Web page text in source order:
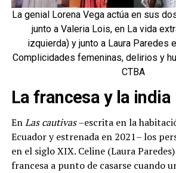
La genial Lorena Vega actúa en sus
junto a Valeria Lois, en La vida
izquierda) y junto a Laura Paredes
Complicidades femeninas, delirios y
CTBA
La francesa y la india
EnLas cautivas–escrita en la
Ecuador y estrenada en 2021– los
en el siglo XIX. Celine (Laura
francesa a punto de casarse cuando